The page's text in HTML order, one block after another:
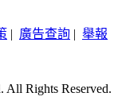
| 廣告查詢 | 舉報
All Rights Reserved.